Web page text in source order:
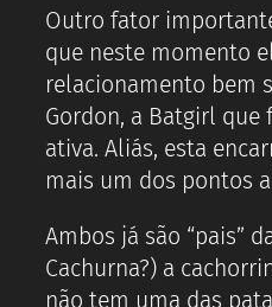
Outro fator
que neste momento
relacionamento bem
Gordon, a Batgirl
ativa. Aliás, esta
mais um dos pontos
Ambos já são “pais”
Cachurna?) a
não tem uma das